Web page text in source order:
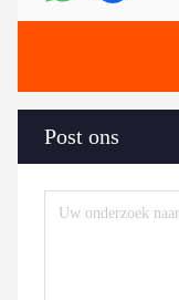
Post ons